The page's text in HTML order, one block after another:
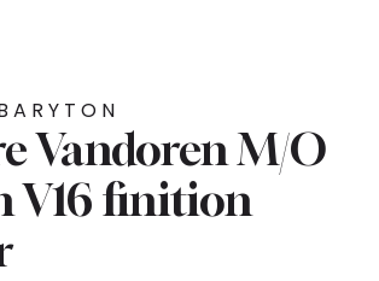
Vandoren M/O
V16 finition